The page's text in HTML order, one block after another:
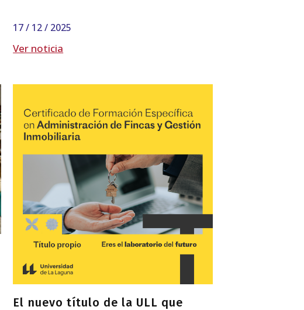
17 / 12 / 2025
Ver noticia
El nuevo título de la ULL que